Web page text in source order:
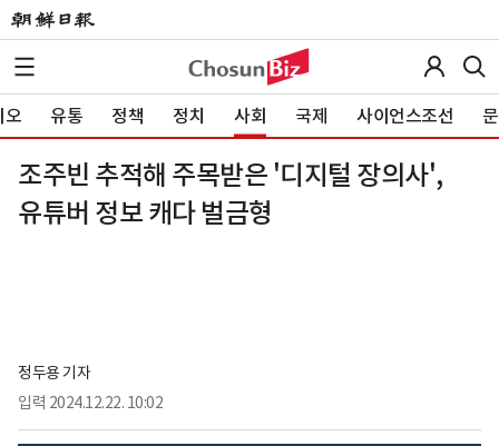
오 유통 정책 정치 사회 국제 사이언스조선
조주빈 추적해 주목받은 '디지털 장의사',
유튜버 정보 캐다 벌금형
정두용 기자
입력 2024.12.22. 10:02